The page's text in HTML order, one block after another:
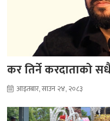
कर तिर्ने करदाताको
आइतबार, साउन २४, २०८३